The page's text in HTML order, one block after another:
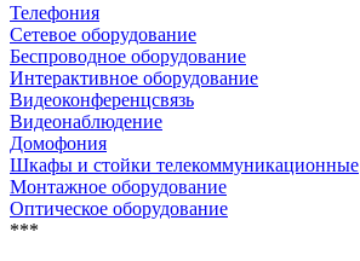
Телефония
Сетевое оборудование
Беспроводное оборудование
Интерактивное оборудование
Видеоконференцсвязь
Видеонаблюдение
Домофония
Шкафы и стойки телекоммуникационные
Монтажное оборудование
Оптическое оборудование
***